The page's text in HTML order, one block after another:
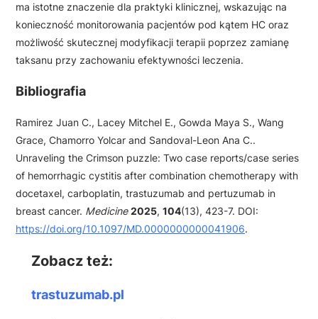
ma istotne znaczenie dla praktyki klinicznej, wskazując na
konieczność monitorowania pacjentów pod kątem HC oraz
możliwość skutecznej modyfikacji terapii poprzez zamianę
taksanu przy zachowaniu efektywności leczenia.
Bibliografia
Ramirez Juan C., Lacey Mitchel E., Gowda Maya S., Wang
Grace, Chamorro Yolcar and Sandoval-Leon Ana C..
Unraveling the Crimson puzzle: Two case reports/case series
of hemorrhagic cystitis after combination chemotherapy with
docetaxel, carboplatin, trastuzumab and pertuzumab in
breast cancer. Medicine 2025, 104(13), 423-7. DOI:
https://doi.org/10.1097/MD.0000000000041906.
Zobacz też:
trastuzumab.pl